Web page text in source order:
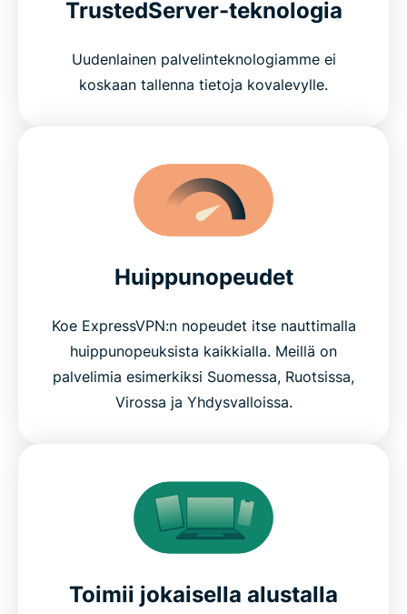
TrustedServer-teknologia
Uudenlainen palvelinteknologiamme ei
koskaan tallenna tietoja kovalevylle.
Huippunopeudet
Koe ExpressVPN:n nopeudet itse nauttimalla
huippunopeuksista kaikkialla. Meillä on
palvelimia esimerkiksi Suomessa, Ruotsissa,
Virossa ja Yhdysvalloissa.
Toimii jokaisella alustalla